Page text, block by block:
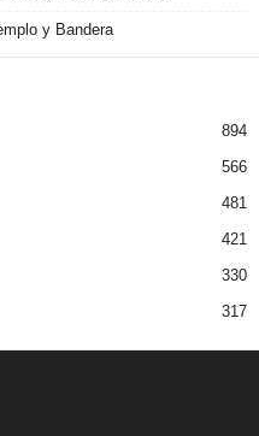
y Bandera
894
566
481
421
330
317